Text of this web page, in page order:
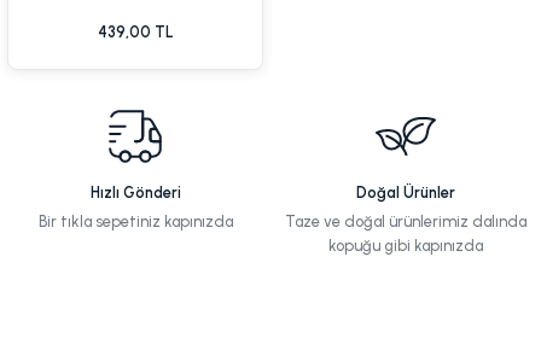
439,00 TL
Hızlı Gönderi
Bir tıkla sepetiniz kapınızda
Doğal Ürünler
Taze ve doğal ürünlerimiz dalında
kopuğu gibi kapınızda